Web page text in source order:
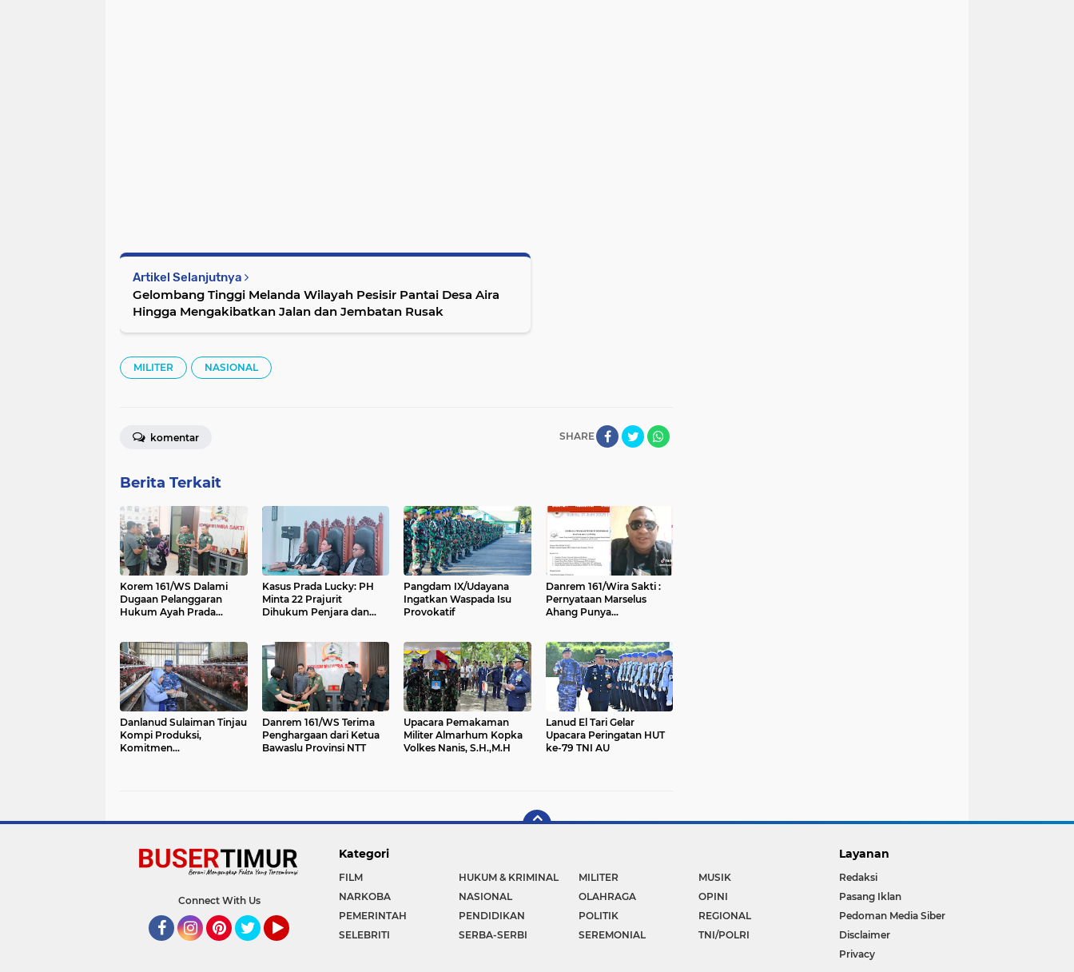
Artikel Selanjutnya
Gelombang Tinggi Melanda Wilayah Pesisir Pantai Desa Aira
Hingga Mengakibatkan Jalan dan Jembatan Rusak
MILITER NASIONAL
SHARE
komentar
Berita Terkait
Korem 161/WS Dalami
Dugaan Pelanggaran
Hukum Ayah Prada
Kasus Prada Lucky: PH
Minta 22 Prajurit
Dihukum Penjara dan
Pangdam IX/Udayana
Ingatkan Waspada Isu
Provokatif
Danrem 161/Wira Sakti :
Pernyataan Marselus
Ahang Punya
Danlanud Sulaiman Tinjau
Kompi Produksi,
Komitmen
Danrem 161/WS Terima
Penghargaan dari Ketua
Bawaslu Provinsi NTT
Upacara Pemakaman
Militer Almarhum Kopka
Volkes Nanis, S.H.,M.H
Lanud El Tari Gelar
Upacara Peringatan HUT
ke-79 TNI AU
Connect With Us
Kategori
FILM HUKUM & KRIMINAL MILITER
MUSIK
NARKOBA
NASIONAL OLAHRAGA
OPINI
PEMERINTAH
PENDIDIKAN POLITIK
REGIONAL
SELEBRITI
SERBA-SERBI SEREMONIAL TNI/POLRI
Layanan
Redaksi
Pasang Iklan
Pedoman Media Siber
Disclaimer
Privacy